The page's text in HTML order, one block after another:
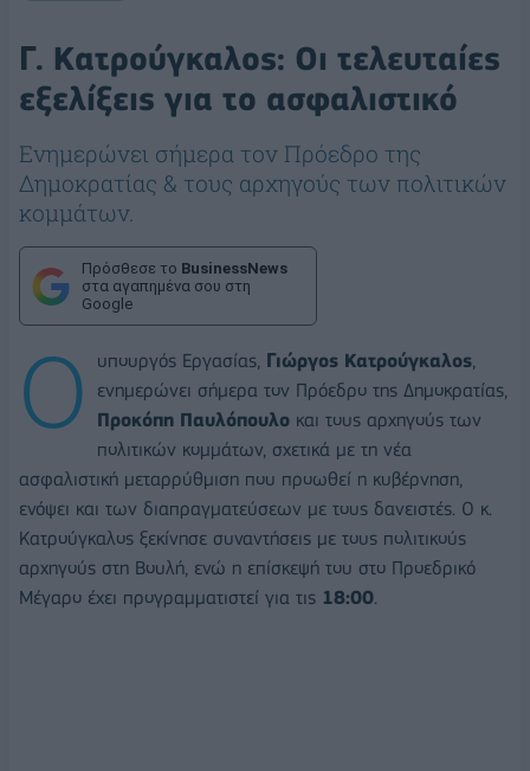
Γ. Κατρούγκαλος: Οι τελευταίες
εξελίξεις για το ασφαλιστικό
Ενημερώνει σήμερα τον Πρόεδρο της
Δημοκρατίας & τους αρχηγούς των πολιτικών
κομμάτων.
Πρόσθεσε το BusinessNews
στα αγαπημένα σου στη
Google
Ο υπουργός Εργασίας, Γιώργος Κατρούγκαλος
ενημερώνει σήμερα τον Πρόεδρο της Δημοκρατίας,
Προκόπη Παυλόπουλο και τους αρχηγούς των
πολιτικών κομμάτων, σχετικά με τη νέα
ασφαλιστική μεταρρύθμιση που προωθεί η κυβέρνηση,
ενόψει και των διαπραγματεύσεων με τους δανειστές. Ο κ.
Κατρούγκαλος ξεκίνησε συναντήσεις με τους πολιτικούς
αρχηγούς στη Βουλή, ενώ η επίσκεψή του στο Προεδρικό
Μέγαρο έχει προγραμματιστεί για τις 18:00.